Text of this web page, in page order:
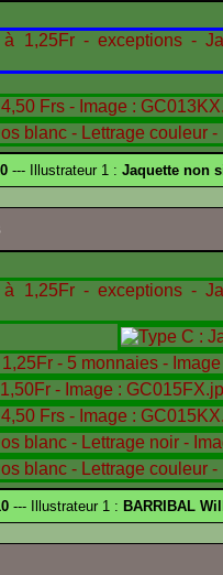
--- Illustrateur 1 : Jaquette non
--- Illustrateur 1 : BARRIBAL